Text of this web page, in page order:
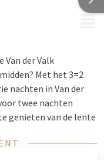
Van der Valk
Met het 3=2
nachten in Van der
twee nachten
genieten van de lente